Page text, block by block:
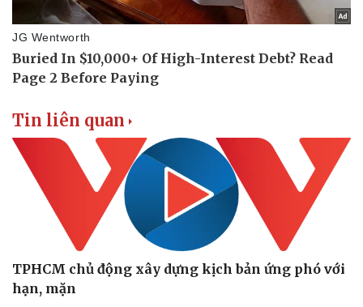
Tin liên quan
TPHCM chủ động xây dựng kịch bản ứng phó với
hạn, mặn